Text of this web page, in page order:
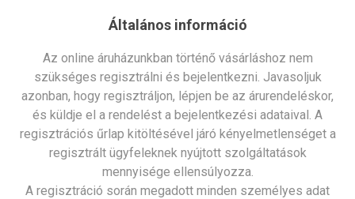
Általános információ
Az online áruházunkban történő vásárláshoz nem
szükséges regisztrálni és bejelentkezni. Javasoljuk
azonban, hogy regisztráljon, lépjen be az árurendeléskor,
és küldje el a rendelést a bejelentkezési adataival. A
regisztrációs űrlap kitöltésével járó kényelmetlenséget a
regisztrált ügyfeleknek nyújtott szolgáltatások
mennyisége ellensúlyozza.
A regisztráció során megadott minden személyes adat